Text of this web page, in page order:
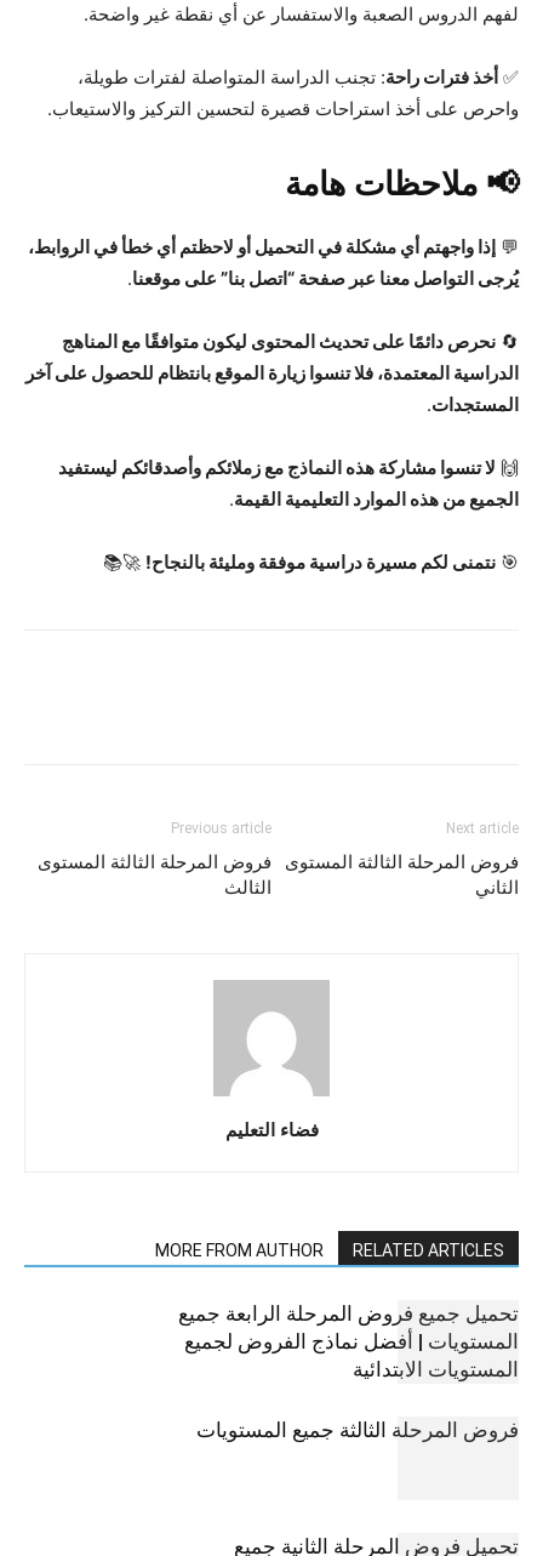
لفهم الدروس الصعبة والاستفسار عن أي نقطة غير واضحة.
✅ أخذ فترات راحة: تجنب الدراسة المتواصلة لفترات طويلة،
واحرص على أخذ استراحات قصيرة لتحسين التركيز والاستيعاب.
📢 ملاحظات هامة
💬 إذا واجهتم أي مشكلة في التحميل أو لاحظتم أي خطأ في الروابط،
يُرجى التواصل معنا عبر صفحة “اتصل بنا” على موقعنا.
🔄 نحرص دائمًا على تحديث المحتوى ليكون متوافقًا مع المناهج
الدراسية المعتمدة، فلا تنسوا زيارة الموقع بانتظام للحصول على آخر
المستجدات.
🙌 لا تنسوا مشاركة هذه النماذج مع زملائكم وأصدقائكم ليستفيد
الجميع من هذه الموارد التعليمية القيمة.
🎯 نتمنى لكم مسيرة دراسية موفقة ومليئة بالنجاح! 🚀📚
Previous article
فروض المرحلة الثالثة المستوى
الثالث
Next article
فروض المرحلة الثالثة المستوى
الثاني
فضاء التعليم
RELATED ARTICLES
MORE FROM AUTHOR
تحميل جميع فروض المرحلة الرابعة جميع
المستويات | أفضل نماذج الفروض لجميع
المستويات الابتدائية
فروض المرحلة الثالثة جميع المستويات
تحميل فروض المرحلة الثانية جميع